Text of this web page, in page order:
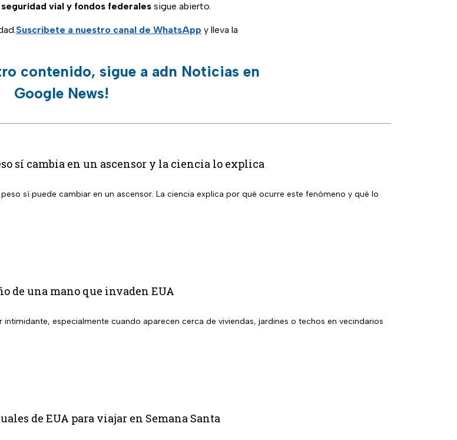
vial y fondos federales sigue abierto.
Suscríbete a nuestro canal de WhatsApp y lleva la
contenido, sigue a adn Noticias en
Google News!
sí cambia en un ascensor y la ciencia lo explica
sí puede cambiar en un ascensor. La ciencia explica por qué ocurre este fenómeno y qué lo
de una mano que invaden EUA
intimidante, especialmente cuando aparecen cerca de viviendas, jardines o techos en vecindarios
de EUA para viajar en Semana Santa